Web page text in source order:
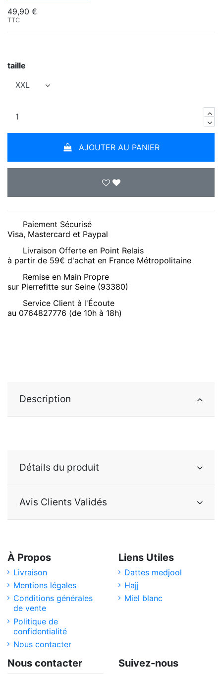
49,90 €
TTC
taille
AJOUTER AU PANIER
Paiement Sécurisé
Visa, Mastercard et Paypal
Livraison Offerte en Point Relais
à partir de 59€ d'achat en France Métropolitaine
Remise en Main Propre
sur Pierrefitte sur Seine (93380)
Service Client à l'Écoute
au 0764827776 (de 10h à 18h)
Description
Détails du produit
Avis Clients Validés
À Propos
Livraison
Mentions légales
Conditions générales
de vente
Politique de
confidentialité
Nous contacter
Liens Utiles
Dattes medjool
Hajj
Miel blanc
Nous contacter Suivez-nous